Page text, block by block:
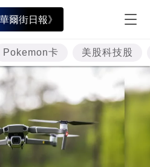
爾街日報》
Pokemon卡 美股科技股